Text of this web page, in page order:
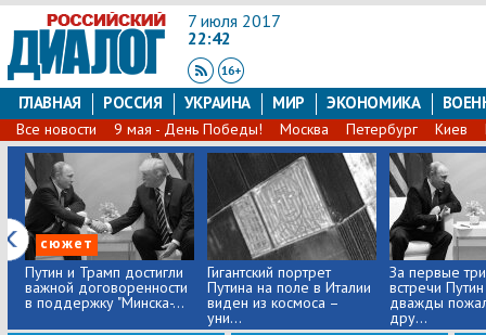
7 июля 2017
22:42
ГЛАВНАЯ РОССИЯ УКРАИНА МИР ЭКОНОМИКА
Все новости 9 мая - День Победы! Москва Петербург Киев
сюжет
Путин и Трамп достигли
важной договоренности
в поддержку "Минска-...
Гигантский портрет
Путина на поле в Италии
виден из космоса –
уни...
За первые
встречи
дважды
дру...